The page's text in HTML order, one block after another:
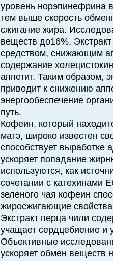
уровень норэпинефрина
тем выше скорость
сжигание жира.
веществ до16%.
средством, снижающим
содержание
аппетит. Таким образом,
приводит к снижению
энергообеспечение
путь.
Кофеин, который
матэ, широко известен
способствует
ускоряет попадание
используются, как
сочетании с катехинами
зеленого чая кофеин
жиросжигающие
Экстракт перца чили
учащает сердцебиение и
Объективные
ускоряет обмен веществ